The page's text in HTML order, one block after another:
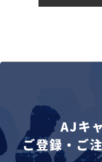
AJキ
ご登録・ご